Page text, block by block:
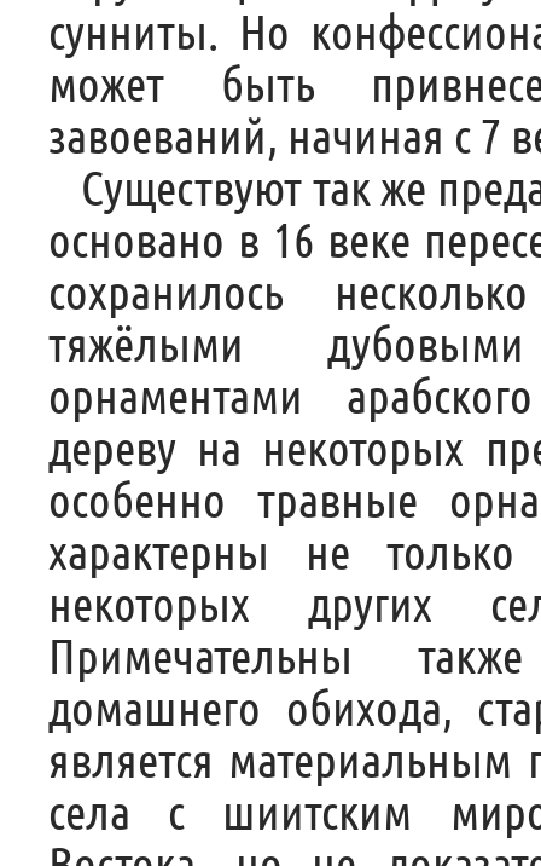
сунниты. Но
может быть
завоеваний, начиная с 7
Существуют так же
основано в 16 веке
сохранилось
тяжёлыми
орнаментами
дереву на некоторых
особенно травные
характерны не
некоторых других
Примечательны
домашнего обихода,
является материальным
села с шиитским